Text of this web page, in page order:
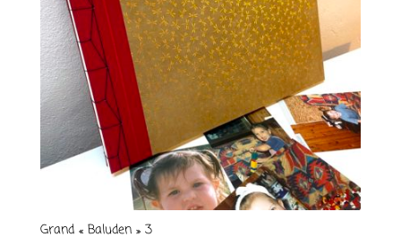
Grand « Baluden » 3